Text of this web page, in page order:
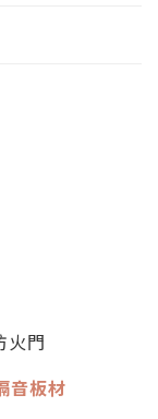
火門
音板材